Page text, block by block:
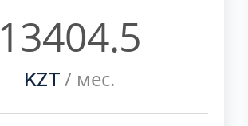
13404.5
KZT / мес.